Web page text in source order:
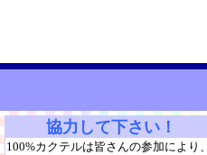
協力して下さい！
100%カクテルは皆さんの参加により、